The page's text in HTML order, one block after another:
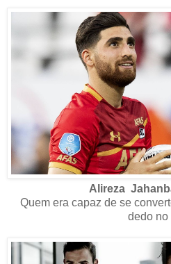
Alireza
Quem era capaz de se
dedo no